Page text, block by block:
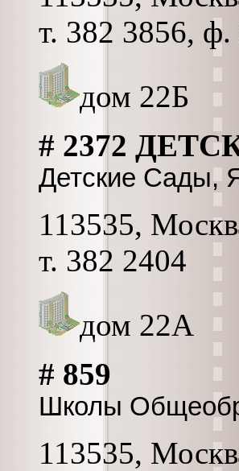
т. 382 3856,
дом 22Б
# 2372
Детские Сады,
113535,
т. 382 2404
дом 22А
# 859
Школы
113535,